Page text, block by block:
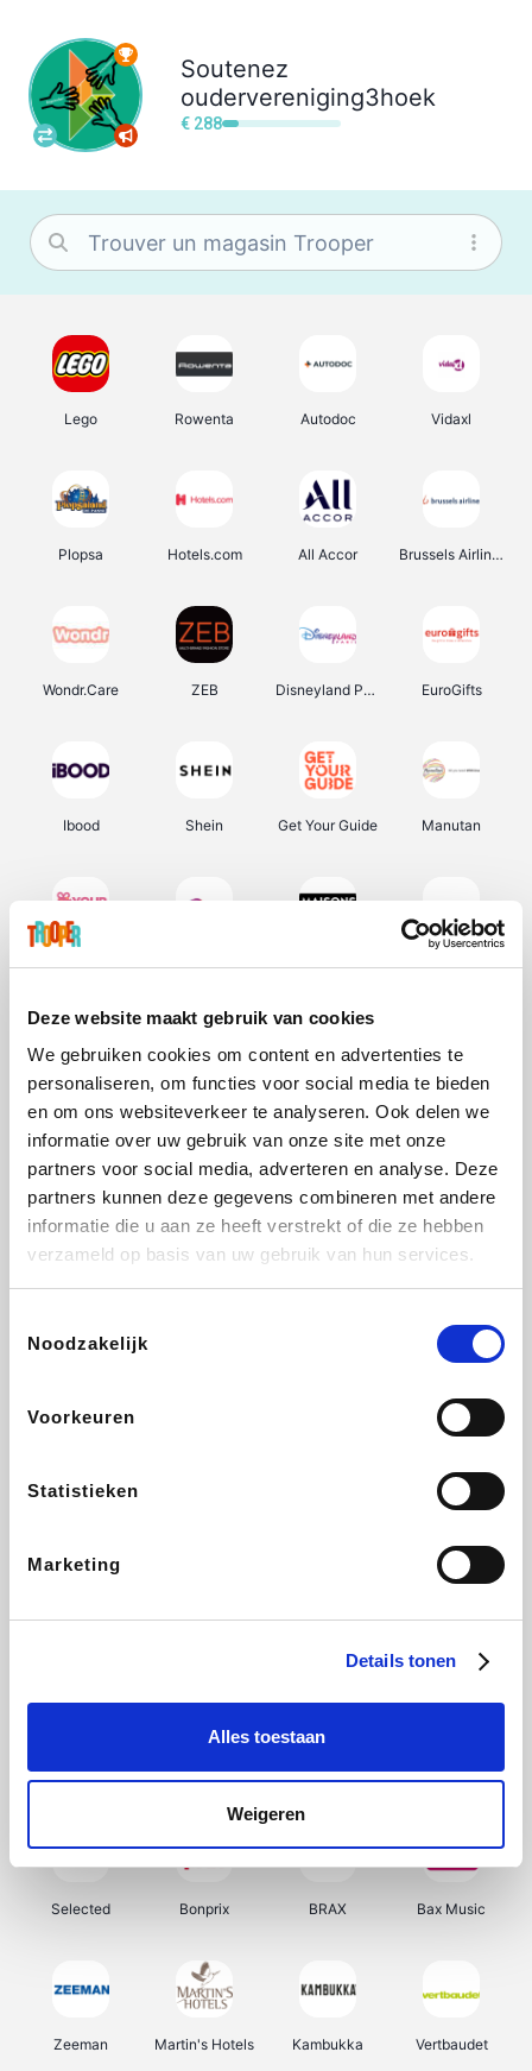
Deze website maakt gebruik van cookies
We gebruiken cookies om content en advertenties te
personaliseren, om functies voor social media te bieden
en om ons websiteverkeer te analyseren. Ook delen we
informatie over uw gebruik van onze site met onze
partners voor social media, adverteren en analyse. Deze
partners kunnen deze gegevens combineren met andere
informatie die u aan ze heeft verstrekt of die ze hebben
verzameld op basis van uw gebruik van hun services.
Noodzakelijk
Voorkeuren
Statistieken
Marketing
Details tonen
Alles toestaan
Weigeren
Soutenez
oudervereniging3hoek
€ 288
Lego Rowenta Autodoc Vidaxl
Plopsa Hotels.com All Accor Brussels Airlines
Wondr.Care ZEB Disneyland Paris EuroGifts
Ibood Shein Get Your Guide Manutan
Weekendesk Sarenza Schiesser Interhome
Lufthansa
CheapTickets.be DeubaXXL
Samsung Delonghi Tennis Point My Jewellery
Selected Bonprix BRAX Bax Music
Zeeman Martin's Hotels Kambukka Vertbaudet